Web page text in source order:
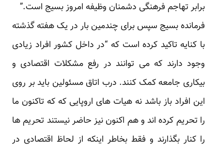
برابر تهاجم فرهنگی دشمنان وظیفه امروز بسیج است.”
فرمانده بسیج سپس برای چندمین بار در یک هفته گذشته
با کنایه تاکید کرده است که “در داخل کشور افراد زیادی
وجود دارند که می توانند در رفع مشکلات اقتصادی و
بیکاری جامعه کمک کنند. درب اتاق مسئولین باید بر روی
این افراد باز باشد نه هیات های اروپایی که که تاکنون ما
را تحریم کرده اند و هم اکنون نیز حاضر نیستند تحریم ها
را کنار بگذارند و فقط بخاطر اینکه از لحاظ اقتصادی در